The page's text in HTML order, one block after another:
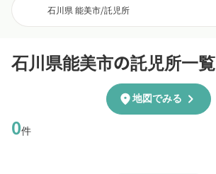
石川県 能美市/託児所
石川県能美市の託児所一覧
0件
location_on地図でみる chevron_right